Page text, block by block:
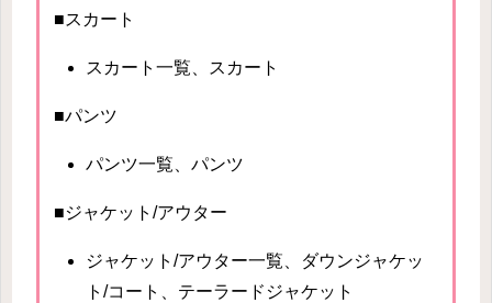
■スカート
スカート一覧、スカート
■パンツ
パンツ一覧、パンツ
■ジャケット/アウター
ジャケット/アウター一覧、ダウンジャケッ
ト/コート、テーラードジャケット